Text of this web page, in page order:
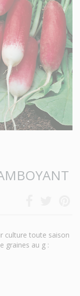
culture toute saison
graines au g :